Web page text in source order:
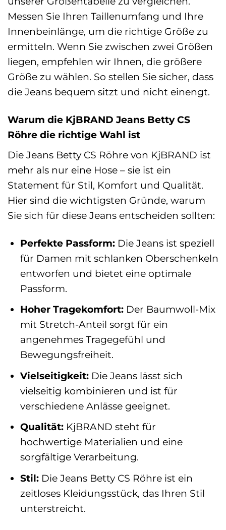
Messen Sie Ihren Taillenumfang und Ihre
Innenbeinlänge, um die richtige Größe zu
ermitteln. Wenn Sie zwischen zwei Größen
liegen, empfehlen wir Ihnen, die größere
Größe zu wählen. So stellen Sie sicher, dass
die Jeans bequem sitzt und nicht einengt.
Warum die KjBRAND Jeans Betty CS
Röhre die richtige Wahl ist
Die Jeans Betty CS Röhre von KjBRAND ist
mehr als nur eine Hose – sie ist ein
Statement für Stil, Komfort und Qualität.
Hier sind die wichtigsten Gründe, warum
Sie sich für diese Jeans entscheiden sollten:
Perfekte Passform:Die Jeans ist speziell
für Damen mit schlanken Oberschenkeln
entworfen und bietet eine optimale
Passform.
Hoher Tragekomfort:Der Baumwoll-Mix
mit Stretch-Anteil sorgt für ein
angenehmes Tragegefühl und
Bewegungsfreiheit.
Vielseitigkeit:Die Jeans lässt sich
vielseitig kombinieren und ist für
verschiedene Anlässe geeignet.
Qualität:KjBRAND steht für
hochwertige Materialien und eine
sorgfältige Verarbeitung.
Stil:Die Jeans Betty CS Röhre ist ein
zeitloses Kleidungsstück, das Ihren Stil
unterstreicht.